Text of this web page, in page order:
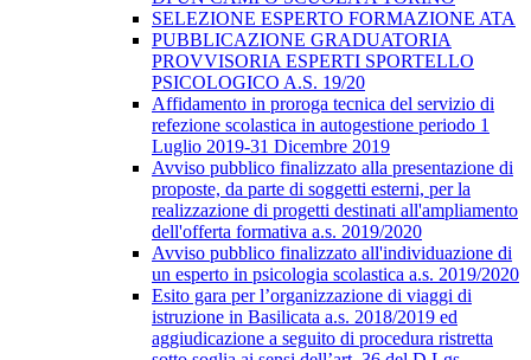
SELEZIONE ESPERTO FORMAZIONE ATA
PUBBLICAZIONE GRADUATORIA
PROVVISORIA ESPERTI SPORTELLO
PSICOLOGICO A.S. 19/20
Affidamento in proroga tecnica del servizio di
refezione scolastica in autogestione periodo 1
Luglio 2019-31 Dicembre 2019
Avviso pubblico finalizzato alla presentazione di
proposte, da parte di soggetti esterni, per la
realizzazione di progetti destinati all'ampliamento
dell'offerta formativa a.s. 2019/2020
Avviso pubblico finalizzato all'individuazione di
un esperto in psicologia scolastica a.s. 2019/2020
Esito gara per l’organizzazione di viaggi di
istruzione in Basilicata a.s. 2018/2019 ed
aggiudicazione a seguito di procedura ristretta